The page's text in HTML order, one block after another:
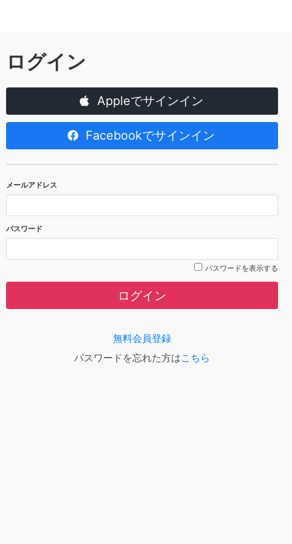
ログイン
Appleでサインイン
Facebookでサインイン
メールアドレス
パスワード
パスワードを表示する
ログイン
無料会員登録
パスワードを忘れた方はこちら